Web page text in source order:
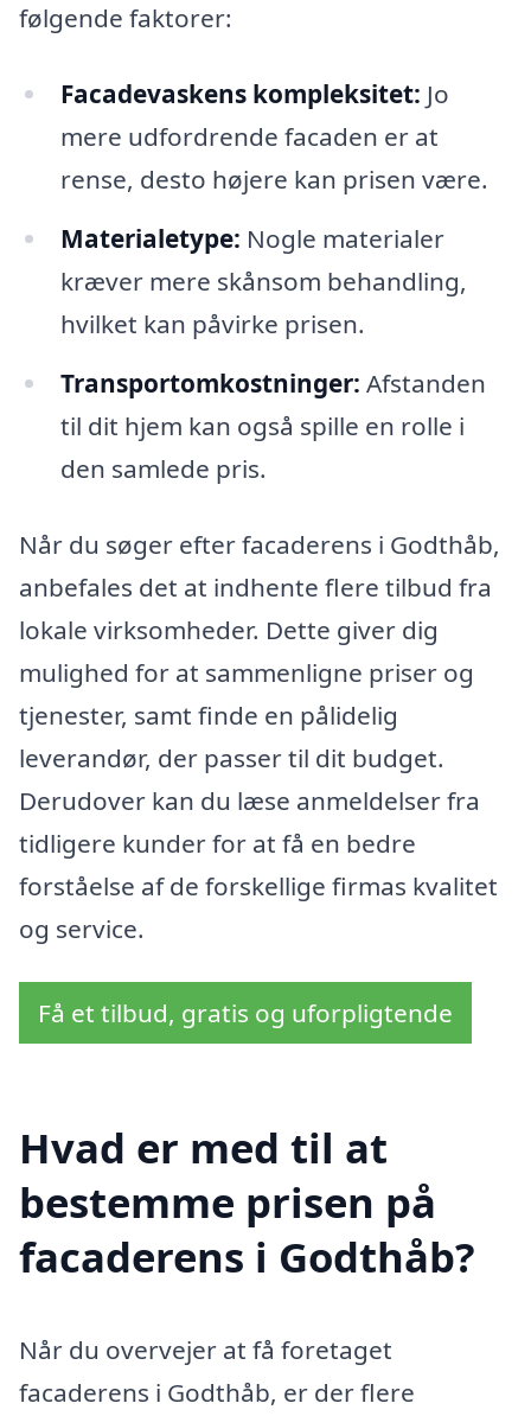
følgende faktorer:
Facadevaskens kompleksitet: Jo
mere udfordrende facaden er at
rense, desto højere kan prisen være.
Materialetype: Nogle materialer
kræver mere skånsom behandling,
hvilket kan påvirke prisen.
Transportomkostninger: Afstanden
til dit hjem kan også spille en rolle i
den samlede pris.
Når du søger efter facaderens i Godthåb,
anbefales det at indhente flere tilbud fra
lokale virksomheder. Dette giver dig
mulighed for at sammenligne priser og
tjenester, samt finde en pålidelig
leverandør, der passer til dit budget.
Derudover kan du læse anmeldelser fra
tidligere kunder for at få en bedre
forståelse af de forskellige firmas kvalitet
og service.
Få et tilbud, gratis og uforpligtende
Hvad er med til at
bestemme prisen på
facaderens i Godthåb?
Når du overvejer at få foretaget
facaderens i Godthåb, er der flere